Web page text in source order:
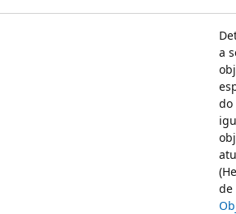
a
do
de